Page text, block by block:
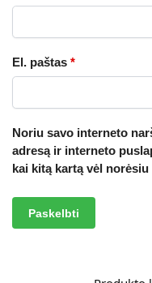
El. paštas *
Noriu savo interneto
adresą ir interneto
kai kitą kartą vėl